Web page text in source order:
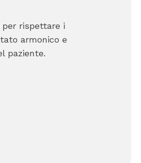
rispettare i
armonico e
paziente.